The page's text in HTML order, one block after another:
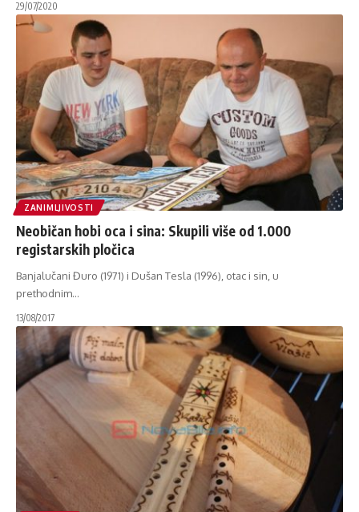
29/07/2020
ZANIMLJIVOSTI
Neobičan hobi oca i sina: Skupili više od 1.000
registarskih pločica
Banjalučani Đuro (1971) i Dušan Tesla (1996), otac i sin, u
prethodnim…
13/08/2017